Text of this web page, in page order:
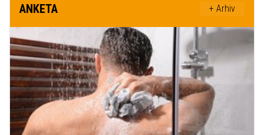
ANKETA + Arhiv